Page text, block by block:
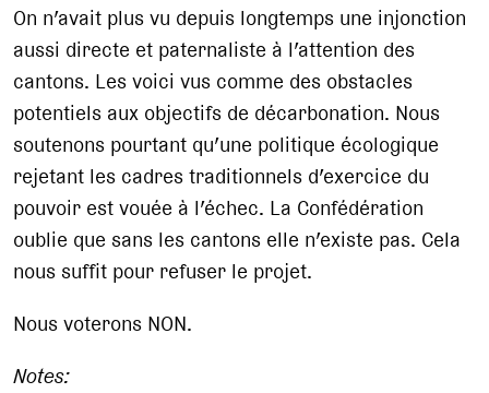
On n’avait plus vu depuis longtemps une injonction
aussi directe et paternaliste à l’attention des
cantons. Les voici vus comme des obstacles
potentiels aux objectifs de décarbonation. Nous
soutenons pourtant qu’une politique écologique
rejetant les cadres traditionnels d’exercice du
pouvoir est vouée à l’échec. La Confédération
oublie que sans les cantons elle n’existe pas. Cela
nous suffit pour refuser le projet.
Nous voterons NON.
Notes: